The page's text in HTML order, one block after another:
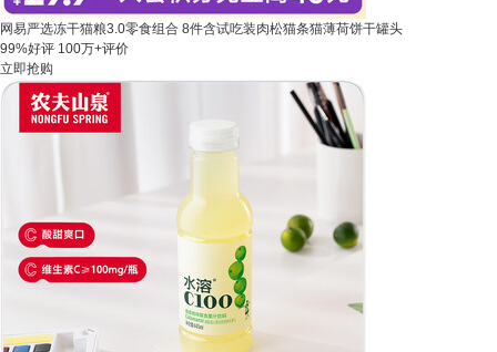
网易严选冻干猫粮3.0零食组合 8件含试吃装肉松猫条猫薄荷饼干罐头
99%好评 100万+评价
立即抢购